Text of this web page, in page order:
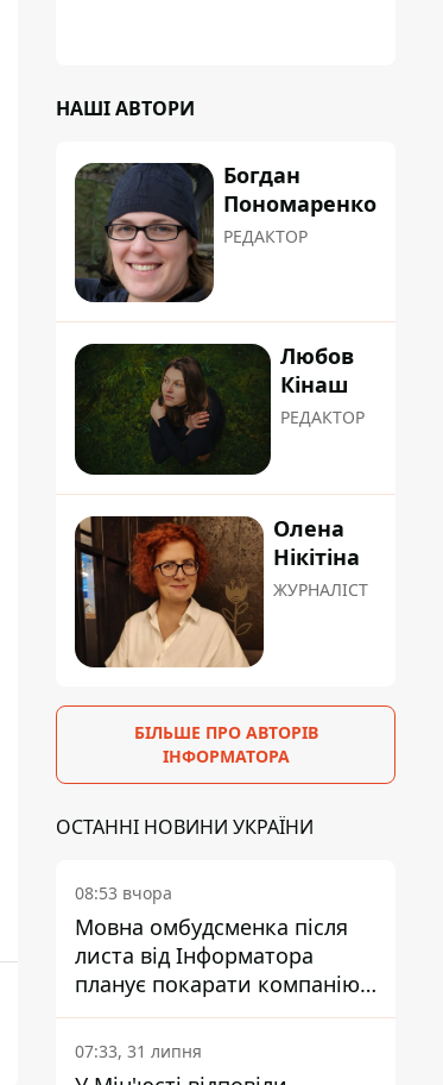
НАШІ АВТОРИ
Богдан
Пономаренко
РЕДАКТОР
Любов
Кінаш
РЕДАКТОР
Олена
Нікітіна
ЖУРНАЛІСТ
БІЛЬШЕ ПРО АВТОРІВ
ІНФОРМАТОРА
ОСТАННІ НОВИНИ УКРАЇНИ
08:53 вчора
Мовна омбудсменка після
листа від Інформатора
планує покарати компанію-
підрядника ПриватБанку
07:33, 31 липня